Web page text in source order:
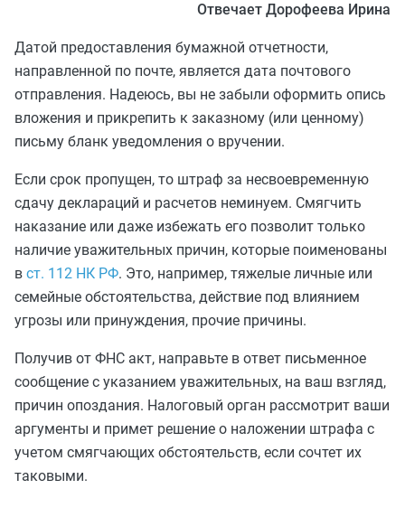
Отвечает Дорофеева Ирина
Датой предоставления бумажной отчетности,
направленной по почте, является дата почтового
отправления. Надеюсь, вы не забыли оформить опись
вложения и прикрепить к заказному (или ценному)
письму бланк уведомления о вручении.
Если срок пропущен, то штраф за несвоевременную
сдачу деклараций и расчетов неминуем. Смягчить
наказание или даже избежать его позволит только
наличие уважительных причин, которые поименованы
в ст. 112 НК РФ. Это, например, тяжелые личные или
семейные обстоятельства, действие под влиянием
угрозы или принуждения, прочие причины.
Получив от ФНС акт, направьте в ответ письменное
сообщение с указанием уважительных, на ваш взгляд,
причин опоздания. Налоговый орган рассмотрит ваши
аргументы и примет решение о наложении штрафа с
учетом смягчающих обстоятельств, если сочтет их
таковыми.